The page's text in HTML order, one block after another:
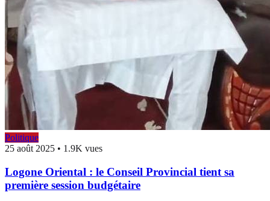
Politique
25 août 2025 • 1.9K vues
Logone Oriental : le Conseil Provincial tient sa
première session budgétaire